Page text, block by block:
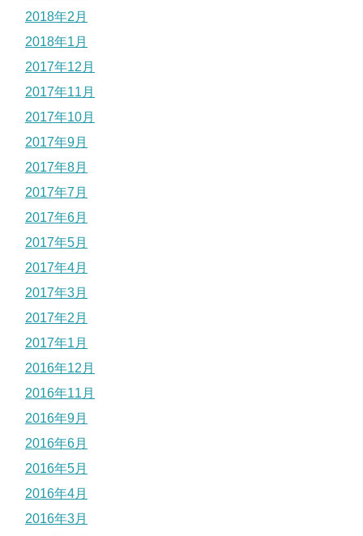
2018年2月
2018年1月
2017年12月
2017年11月
2017年10月
2017年9月
2017年8月
2017年7月
2017年6月
2017年5月
2017年4月
2017年3月
2017年2月
2017年1月
2016年12月
2016年11月
2016年9月
2016年6月
2016年5月
2016年4月
2016年3月